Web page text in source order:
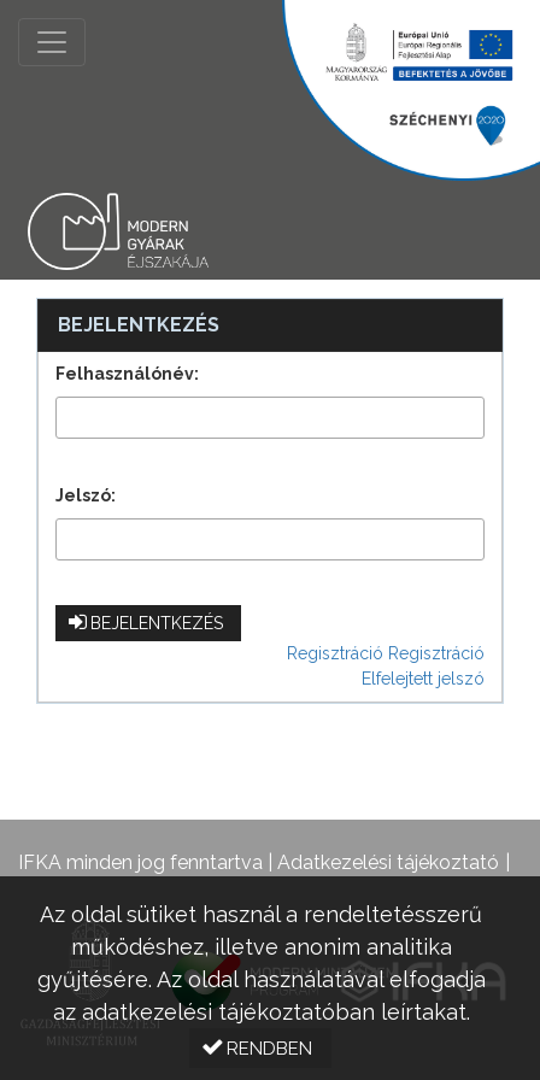
BEJELENTKEZÉS
Felhasználónév:
Jelszó:
BEJELENTKEZÉS
Regisztráció Regisztráció
Elfelejtett jelszó
IFKA minden jog fenntartva | Adatkezelési tájékoztató
Az oldal sütiket használ a rendeltetésszerű
működéshez, illetve anonim analitika
gyűjtésére. Az oldal használatával elfogadja
az adatkezelési tájékoztatóban leírtakat.
RENDBEN